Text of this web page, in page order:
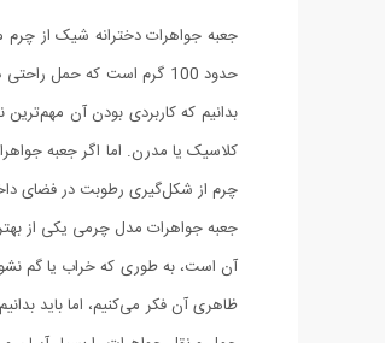
جعبه جواهرات دخترانه شیک از
حدود 100 گرم است که
بدانیم که کاربردی بودن آن
کلاسیک یا مدرن. اما اگر جعبه
چرم از شکل‌گیری رطوبت در فضای
جعبه جواهرات مدل چرمی یکی از
آن است، به طوری که خراب یا گم